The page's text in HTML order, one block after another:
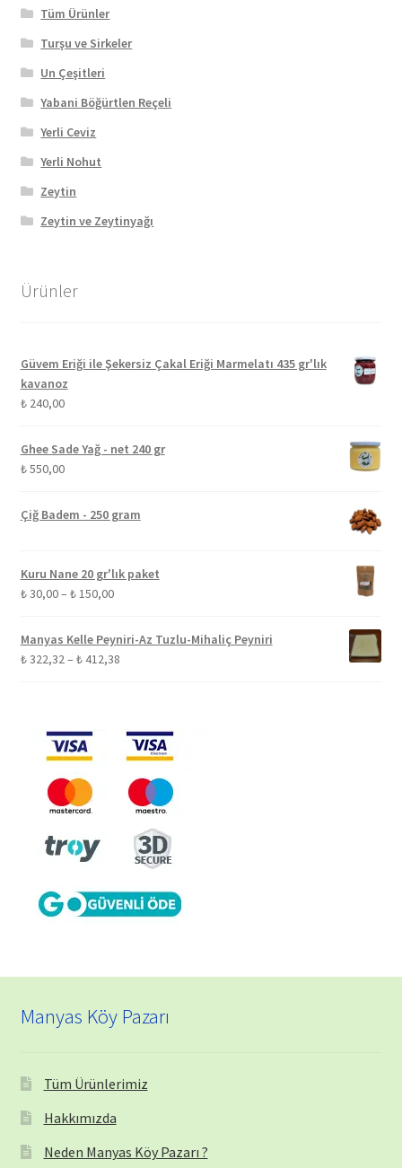
Tüm Ürünler
Turşu ve Sirkeler
Un Çeşitleri
Yabani Böğürtlen Reçeli
Yerli Ceviz
Yerli Nohut
Zeytin
Zeytin ve Zeytinyağı
Ürünler
Güvem Eriği ile Şekersiz Çakal Eriği Marmelatı 435 gr'lık
kavanoz
₺240,00
Ghee Sade Yağ - net 240 gr
₺550,00
Çiğ Badem - 250 gram
Kuru Nane 20 gr'lık paket
₺30,00– ₺150,00Fiyat
₺ 30,00
-
Manyas Kelle Peyniri-Az Tuzlu-Mihaliç Peyniri
₺322,32– ₺412,38Fiyat
₺ 412,38
Manyas Köy Pazarı
Tüm Ürünlerimiz
Hakkımızda
Neden Manyas Köy Pazarı ?